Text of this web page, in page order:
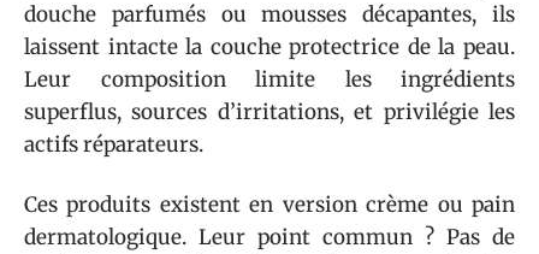
douche parfumés ou mousses décapantes, ils
laissent intacte la couche protectrice de la peau.
Leur composition limite les ingrédients
superflus, sources d’irritations, et privilégie les
actifs réparateurs.
Ces produits existent en version crème ou pain
dermatologique. Leur point commun ? Pas de